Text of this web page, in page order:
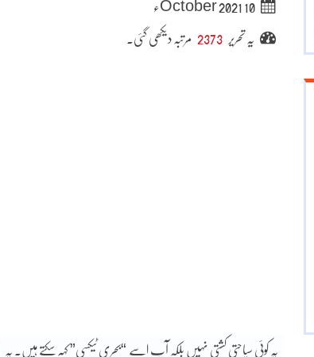
10 October 2021ء
یہ تحریر 2373 مرتبہ دیکھی گئی۔
یہ کوئی سیاحتی کشتی نہیں بلکہ آپ اسے “بحری ٹیکسی” کہہ سکتے ہیں۔ یہ